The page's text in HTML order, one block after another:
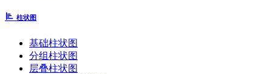
柱状图
基础柱状图
分组柱状图
层叠柱状图